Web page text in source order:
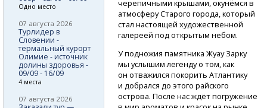
черепичными крышами, окунёмся в
атмосферу Старого города, который
стал настоящей художественной
галереей под открытым небом.
У подножия памятника Жуау Зарку
мы услышим легенду о том, как
он отважился покорить Атлантику
и добрался до этого райского
острова. После нас ждёт погружение
Одно место
07 августа 2026
Турлидер в
Словении -
термальный курорт
Олимие - источник
долины здоровья -
09/09 - 16/09
4 места
07 августа 2026